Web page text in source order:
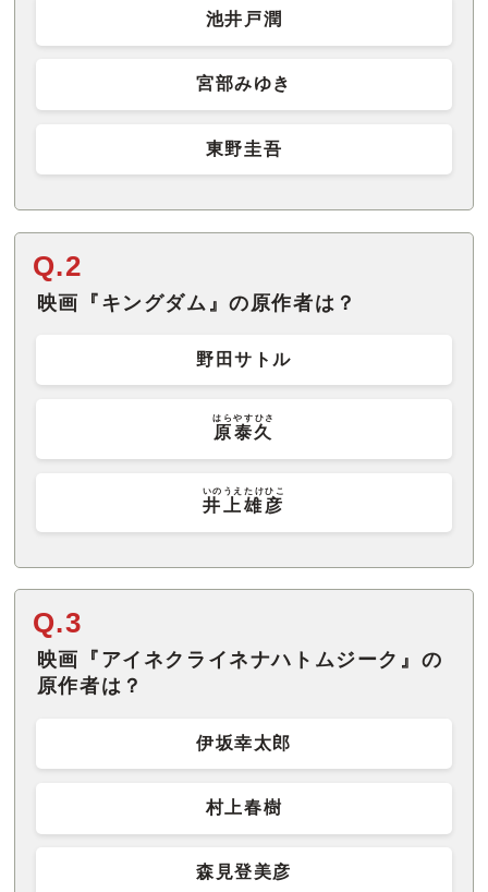
池井戸潤
宮部みゆき
東野圭吾
Q.2
映画『キングダム』の原作者は？
野田サトル
原泰久
はらやすひさ
井上雄彦
いのうえたけひこ
Q.3
映画『アイネクライネナハトムジーク』の
原作者は？
伊坂幸太郎
村上春樹
森見登美彦